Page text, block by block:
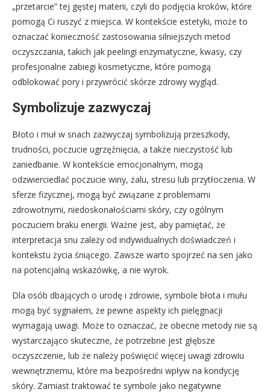
„przetarcie” tej gęstej materii, czyli do podjęcia kroków, które
pomogą Ci ruszyć z miejsca. W kontekście estetyki, może to
oznaczać konieczność zastosowania silniejszych metod
oczyszczania, takich jak peelingi enzymatyczne, kwasy, czy
profesjonalne zabiegi kosmetyczne, które pomogą
odblokować pory i przywrócić skórze zdrowy wygląd.
Symbolizuje zazwyczaj
Błoto i muł w snach zazwyczaj symbolizują przeszkody,
trudności, poczucie ugrzęźnięcia, a także nieczystość lub
zaniedbanie. W kontekście emocjonalnym, mogą
odzwierciedlać poczucie winy, żalu, stresu lub przytłoczenia. W
sferze fizycznej, mogą być związane z problemami
zdrowotnymi, niedoskonałościami skóry, czy ogólnym
poczuciem braku energii. Ważne jest, aby pamiętać, że
interpretacja snu zależy od indywidualnych doświadczeń i
kontekstu życia śniącego. Zawsze warto spojrzeć na sen jako
na potencjalną wskazówkę, a nie wyrok.
Dla osób dbających o urodę i zdrowie, symbole błota i mułu
mogą być sygnałem, że pewne aspekty ich pielęgnacji
wymagają uwagi. Może to oznaczać, że obecne metody nie są
wystarczająco skuteczne, że potrzebne jest głębsze
oczyszczenie, lub że należy poświęcić więcej uwagi zdrowiu
wewnętrznemu, które ma bezpośredni wpływ na kondycję
skóry. Zamiast traktować te symbole jako negatywne